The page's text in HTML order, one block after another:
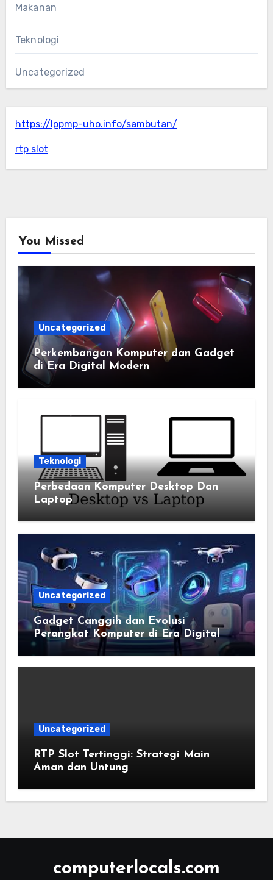
Makanan
Teknologi
Uncategorized
https://lppmp-uho.info/sambutan/
rtp slot
You Missed
Uncategorized
Perkembangan Komputer dan Gadget
di Era Digital Modern
Teknologi
Perbedaan Komputer Desktop Dan
Laptop
Uncategorized
Gadget Canggih dan Evolusi
Perangkat Komputer di Era Digital
Uncategorized
RTP Slot Tertinggi: Strategi Main
Aman dan Untung
computerlocals.com